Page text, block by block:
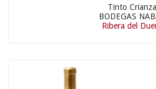
Tinto Crianza
BODEGAS
Ribera del